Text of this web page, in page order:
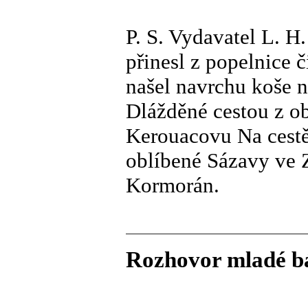
P. S. Vydavatel L.
přinesl z popelnice
našel navrchu koše
Dlážděné cestou z
Kerouacovu Na
oblíbené Sázavy ve
Kormorán.
Rozhovor mladé